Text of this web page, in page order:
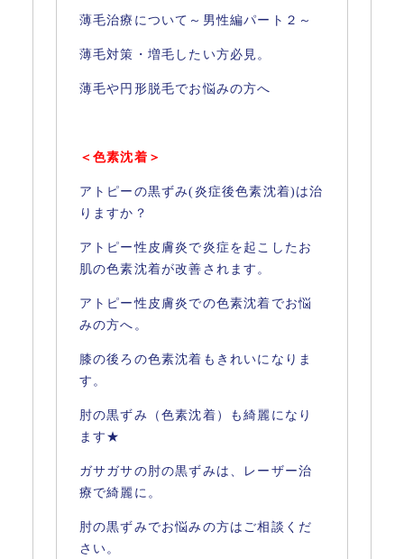
薄毛治療について～男性編パート２～
薄毛対策・増毛したい方必見。
薄毛や円形脱毛でお悩みの方へ
＜色素沈着＞
アトピーの黒ずみ(炎症後色素沈着)は治
りますか？
アトピー性皮膚炎で炎症を起こしたお
肌の色素沈着が改善されます。
アトピー性皮膚炎での色素沈着でお悩
みの方へ。
膝の後ろの色素沈着もきれいになりま
す。
肘の黒ずみ（色素沈着）も綺麗になり
ます★
ガサガサの肘の黒ずみは、レーザー治
療で綺麗に。
肘の黒ずみでお悩みの方はご相談くだ
さい。